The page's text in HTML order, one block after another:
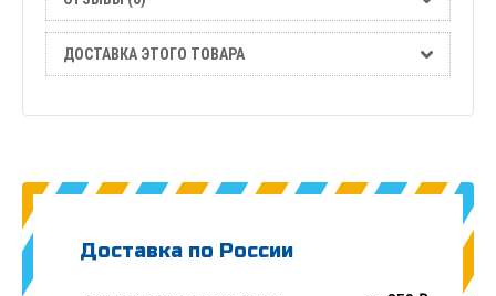
ДОСТАВКА ЭТОГО ТОВАРА
Доставка по России